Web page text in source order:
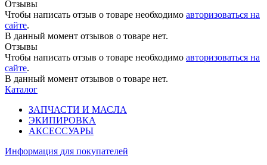
Отзывы
Чтобы написать отзыв о товаре необходимо авторизоваться на
сайте.
В данный момент отзывов о товаре нет.
Отзывы
Чтобы написать отзыв о товаре необходимо авторизоваться на
сайте.
В данный момент отзывов о товаре нет.
Каталог
ЗАПЧАСТИ И МАСЛА
ЭКИПИРОВКА
АКСЕССУАРЫ
Информация для покупателей